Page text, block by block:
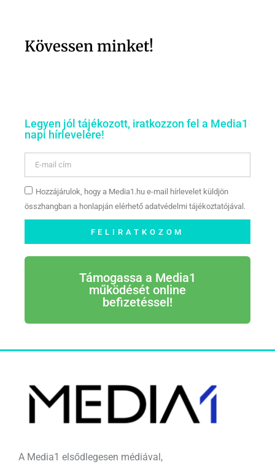
Kövessen minket!
Legyen jól tájékozott, iratkozzon fel a Media1
napi hírlevelére!
Hozzájárulok, hogy a Media1.hu e-mail hírlevelet küldjön
összhangban a honlapján elérhető adatvédelmi tájékoztatójával.
FELIRATKOZOM
Támogassa a Media1
működését online
befizetéssel!
A Media1 elsődlegesen médiával,